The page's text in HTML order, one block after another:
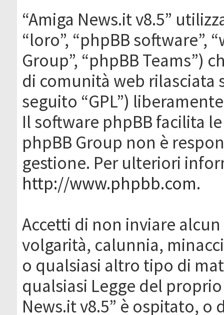
“Amiga News.it v8.5”
“loro”, “phpBB software”,
Group”, “phpBB Teams”)
di comunità web rilasciata
seguito “GPL”)
Il software phpBB facilita
phpBB Group non è
gestione. Per ulteriori
http://www.phpbb.com.
Accetti di non inviare
volgarità, calunnia,
o qualsiasi altro tipo di
qualsiasi Legge del
News.it v8.5” è ospitato, o